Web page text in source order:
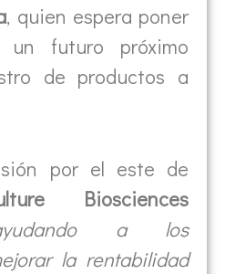
, quien espera poner
un futuro próximo
de productos a
por el este de
Biosciences
a los
la rentabilidad